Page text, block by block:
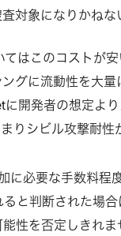
対象になりかねな
はこのコストが
グに流動性を大量
開発者の想定よ
りシビル攻撃耐性
に必要な手数料程
と判断された場
性を否定しきれ